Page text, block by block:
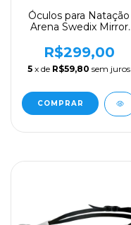
Óculos para Natação
Arena Swedix Mirror
R$299,00
5 x de R$59,80 sem juros